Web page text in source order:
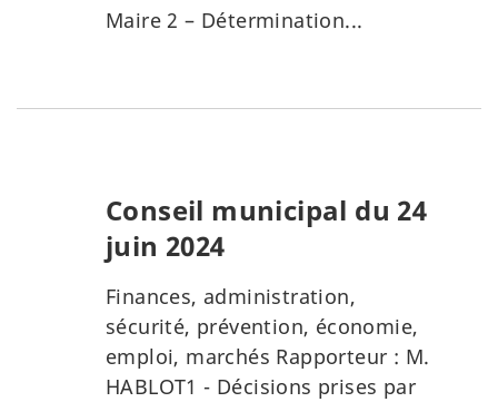
Maire 2 – Détermination...
Conseil municipal du 24
juin 2024
Finances, administration,
sécurité, prévention, économie,
emploi, marchés Rapporteur : M.
HABLOT1 - Décisions prises par